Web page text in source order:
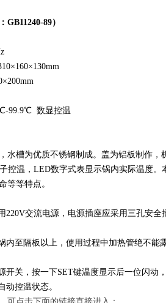
89）
数显控温
质不锈钢制成。盖为铝板制作，机箱
控温，LED数字式表显示锅内实际温度
等等特点。
交流电源，电源插座应采用三孔安全插
板以上，使用过程中加热管绝不能露
，按一下SET键温度显示后一位闪动
动控温状态。